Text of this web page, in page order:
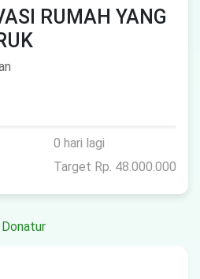
RUMAH YANG
0 hari lagi
Target Rp. 48.000.000
Donatur